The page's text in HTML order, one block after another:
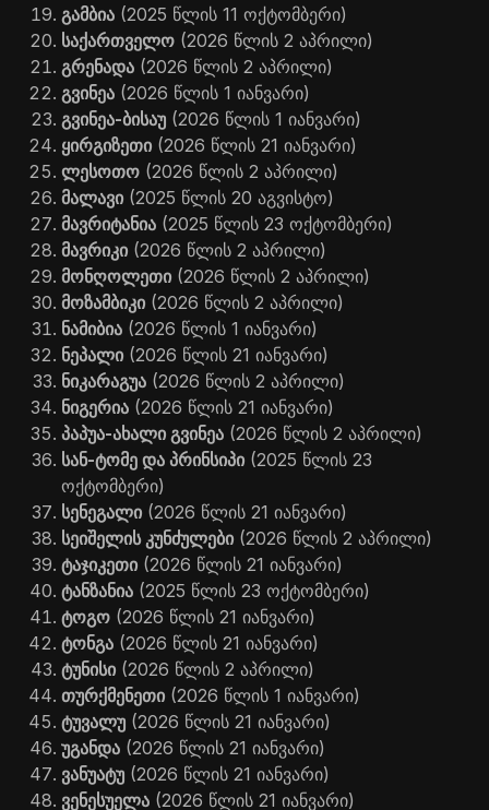
გამბია (2025 წლის 11 ოქტომბერი)
საქართველო (2026 წლის 2 აპრილი)
გრენადა (2026 წლის 2 აპრილი)
გვინეა (2026 წლის 1 იანვარი)
გვინეა-ბისაუ (2026 წლის 1 იანვარი)
ყირგიზეთი (2026 წლის 21 იანვარი)
ლესოთო (2026 წლის 2 აპრილი)
მალავი (2025 წლის 20 აგვისტო)
მავრიტანია (2025 წლის 23 ოქტომბერი)
მავრიკი (2026 წლის 2 აპრილი)
მონღოლეთი (2026 წლის 2 აპრილი)
მოზამბიკი (2026 წლის 2 აპრილი)
ნამიბია (2026 წლის 1 იანვარი)
ნეპალი (2026 წლის 21 იანვარი)
ნიკარაგუა (2026 წლის 2 აპრილი)
ნიგერია (2026 წლის 21 იანვარი)
პაპუა-ახალი გვინეა (2026 წლის 2 აპრილი)
სან-ტომე და პრინსიპი (2025 წლის 23
ოქტომბერი)
სენეგალი (2026 წლის 21 იანვარი)
სეიშელის კუნძულები (2026 წლის 2 აპრილი)
ტაჯიკეთი (2026 წლის 21 იანვარი)
ტანზანია (2025 წლის 23 ოქტომბერი)
ტოგო (2026 წლის 21 იანვარი)
ტონგა (2026 წლის 21 იანვარი)
ტუნისი (2026 წლის 2 აპრილი)
თურქმენეთი (2026 წლის 1 იანვარი)
ტუვალუ (2026 წლის 21 იანვარი)
უგანდა (2026 წლის 21 იანვარი)
ვანუატუ (2026 წლის 21 იანვარი)
ვენესუელა (2026 წლის 21 იანვარი)